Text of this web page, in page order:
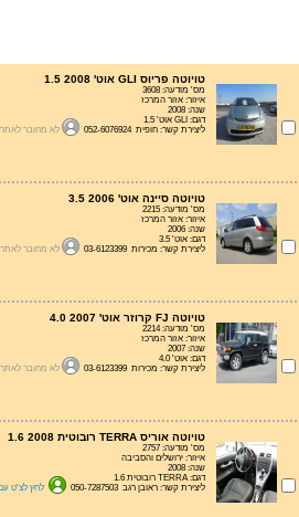
טויוטה פריוס GLI אוט' 1.5 2008
מס' מודעה: 3608
איזור: אזור המרכז
שנה: 2008
דגם: GLI אוט' 1.5
ליצירת קשר: חופית 052-6076924
לא מחובר לאתר
טויוטה סיינה אוט' 3.5 2006
מס' מודעה: 2215
איזור: אזור המרכז
שנה: 2006
דגם: אוט' 3.5
ליצירת קשר: מכירות 03-6123399
לא מחובר לאתר
טויוטה FJ קרוזר אוט' 4.0 2007
מס' מודעה: 2214
איזור: אזור המרכז
שנה: 2007
דגם: אוט' 4.0
ליצירת קשר: מכירות 03-6123399
לא מחובר לאתר
טויוטה אוריס TERRA רובוטית 1.6 2008
מס' מודעה: 2757
איזור: ירושלים והסביבה
שנה: 2008
דגם: TERRA רובוטית 1.6
ליצירת קשר: ראובן רגב 050-7287503
לחץ לצ'ט